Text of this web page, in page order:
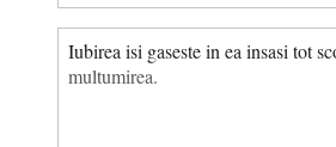
Iubirea isi gaseste in ea insasi tot
multumirea.